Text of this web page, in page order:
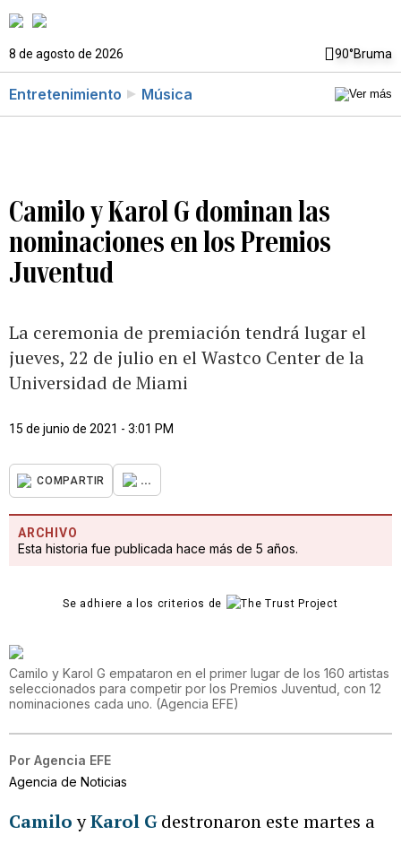
8 de agosto de 2026 90°Bruma
Entretenimiento Música
Camilo y Karol G dominan las
nominaciones en los Premios
Juventud
La ceremonia de premiación tendrá lugar el
jueves, 22 de julio en el Wastco Center de la
Universidad de Miami
15 de junio de 2021 - 3:01 PM
COMPARTIR ...
ARCHIVO
Esta historia fue publicada hace más de 5 años.
Se adhiere a los criterios de
Camilo y Karol G empataron en el primer lugar de los 160 artistas
seleccionados para competir por los Premios Juventud, con 12
nominaciones cada uno. (Agencia EFE)
Por Agencia EFE
Agencia de Noticias
CamiloyKarol Gdestronaron este martes a